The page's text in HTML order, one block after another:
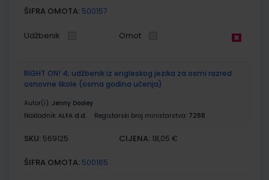
ŠIFRA OMOTA: 500157
Udžbenik Omot
RIGHT ON! 4; udžbenik iz engleskog jezika za osmi razred
osnovne škole (osma godina učenja)
Autor(i): Jenny Dooley
Nakladnik: ALFA d.d. Registarski broj ministarstva: 7288
SKU: 569125 CIJENA: 18,05 €
ŠIFRA OMOTA: 500165